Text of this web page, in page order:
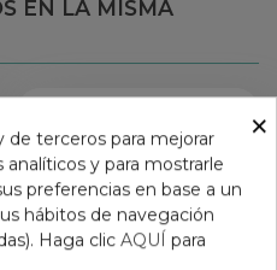
EN LA MISMA
×
de terceros para mejorar
y para mostrarle
preferencias en base a un
hábitos de navegación
Haga clic AQUÍ para